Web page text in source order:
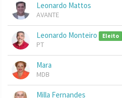
Leonardo Mattos
AVANTE
Leonardo Monteiro Eleito
PT
Mara
MDB
Milla Fernandes